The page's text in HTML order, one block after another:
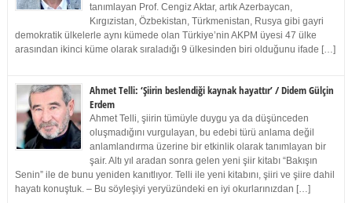
tanımlayan Prof. Cengiz Aktar, artık Azerbaycan,
Kırgızistan, Özbekistan, Türkmenistan, Rusya gibi gayri
demokratik ülkelerle aynı kümede olan Türkiye’nin AKPM üyesi 47 ülke
arasından ikinci küme olarak sıraladığı 9 ülkesinden biri olduğunu ifade […]
Ahmet Telli: ‘Şiirin beslendiği kaynak hayattır’ / Didem Gülçin
Erdem
Ahmet Telli, şiirin tümüyle duygu ya da düşünceden
oluşmadığını vurgulayan, bu edebi türü anlama değil
anlamlandırma üzerine bir etkinlik olarak tanımlayan bir
şair. Altı yıl aradan sonra gelen yeni şiir kitabı “Bakışın
Senin” ile de bunu yeniden kanıtlıyor. Telli ile yeni kitabını, şiiri ve şiire dahil
hayatı konuştuk. – Bu söyleşiyi yeryüzündeki en iyi okurlarınızdan […]